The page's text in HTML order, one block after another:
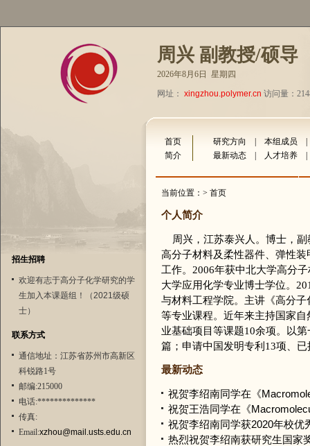
周兴 副教授/硕导
2026年8月6日 星期四
网址： xingzhou.polymer.cn 访问量：
招生招聘
欢迎有志于高分子化学研究的学
生加入本课题组！（2021级硕
士）
联系方式
通信地址：江苏省苏州市高新区
科锐路1号
邮编:215000
电话:**************
传真:
Email:xzhou@mail.usts.edu.cn
首页 研究方向 本组成员
简介
最新动态 人才培养
当前位置：> 首页
个人简介
周兴，江苏泰兴人。博士，副
高分子材料及柔性器件、弹性
工作。2006年获中北大学高分
大学应用化学专业博士学位。
与材料工程学院。主讲《高分
等专业课程。近年来主持国家
业基础项目等课题10余项。以
篇；申请中国发明专利13项、
最新动态
祝贺李绍南同学在《
祝贺王浩同学在《
祝贺李绍南同学获2020年校优
热烈祝贺李绍南获研究生国家